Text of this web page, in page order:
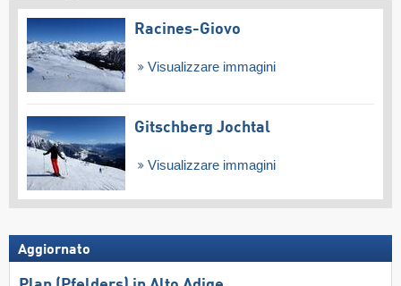
Racines-Giovo
Visualizzare immagini
Gitschberg Jochtal
Visualizzare immagini
Aggiornato